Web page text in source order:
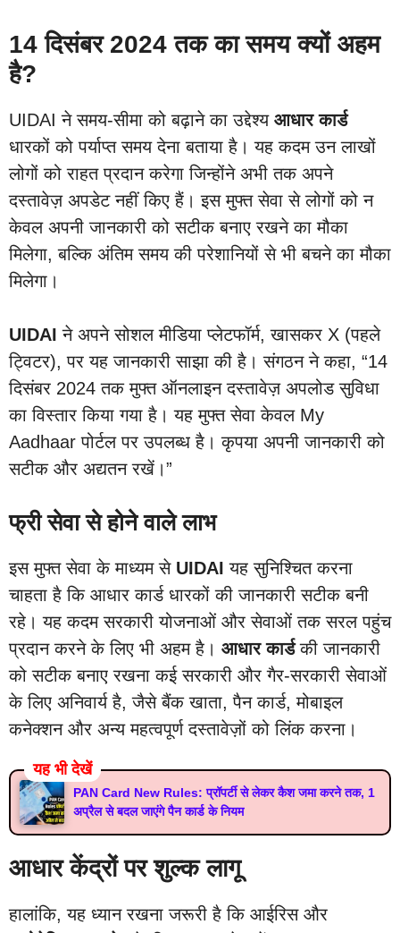
14 दिसंबर 2024 तक का समय क्यों अहम
है?
UIDAI ने समय-सीमा को बढ़ाने का उद्देश्य आधार कार्ड
धारकों को पर्याप्त समय देना बताया है। यह कदम उन लाखों
लोगों को राहत प्रदान करेगा जिन्होंने अभी तक अपने
दस्तावेज़ अपडेट नहीं किए हैं। इस मुफ्त सेवा से लोगों को न
केवल अपनी जानकारी को सटीक बनाए रखने का मौका
मिलेगा, बल्कि अंतिम समय की परेशानियों से भी बचने का मौका
मिलेगा।
UIDAI ने अपने सोशल मीडिया प्लेटफॉर्म, खासकर X (पहले
ट्विटर), पर यह जानकारी साझा की है। संगठन ने कहा, “14
दिसंबर 2024 तक मुफ्त ऑनलाइन दस्तावेज़ अपलोड सुविधा
का विस्तार किया गया है। यह मुफ्त सेवा केवल My
Aadhaar पोर्टल पर उपलब्ध है। कृपया अपनी जानकारी को
सटीक और अद्यतन रखें।”
फ्री सेवा से होने वाले लाभ
इस मुफ्त सेवा के माध्यम से UIDAI यह सुनिश्चित करना
चाहता है कि आधार कार्ड धारकों की जानकारी सटीक बनी
रहे। यह कदम सरकारी योजनाओं और सेवाओं तक सरल पहुंच
प्रदान करने के लिए भी अहम है। आधार कार्डकी जानकारी
को सटीक बनाए रखना कई सरकारी और गैर-सरकारी सेवाओं
के लिए अनिवार्य है, जैसे बैंक खाता, पैन कार्ड, मोबाइल
कनेक्शन और अन्य महत्वपूर्ण दस्तावेज़ों को लिंक करना।
यह भी देखें
PAN Card New Rules: प्रॉपर्टी से लेकर कैश जमा करने तक, 1
अप्रैल से बदल जाएंगे पैन कार्ड के नियम
आधार केंद्रों पर शुल्क लागू
हालांकि, यह ध्यान रखना जरूरी है कि आईरिस और